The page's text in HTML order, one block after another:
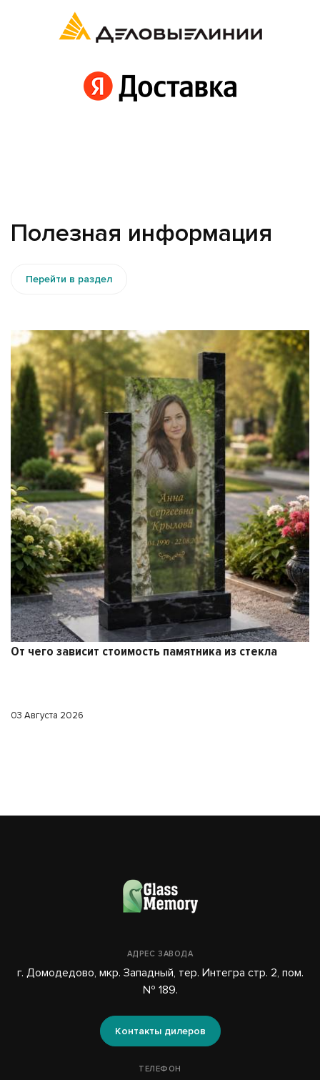
Полезная информация
Перейти в раздел
памятника из стекла
Памятник из
29 Июля 2026
АДРЕС ЗАВОДА
г. Домодедово, мкр. Западный, тер. Интегра стр. 2, пом.
№ 189.
Контакты дилеров
ТЕЛЕФОН